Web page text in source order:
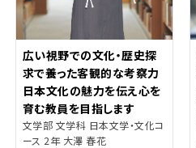
広い視野での文化・歴史探
求で養った客観的な考察力
日本文化の魅力を伝え心を
育む教員を目指します
文学部 文学科 日本文学・文化コ
ース 2年 大澤 春花